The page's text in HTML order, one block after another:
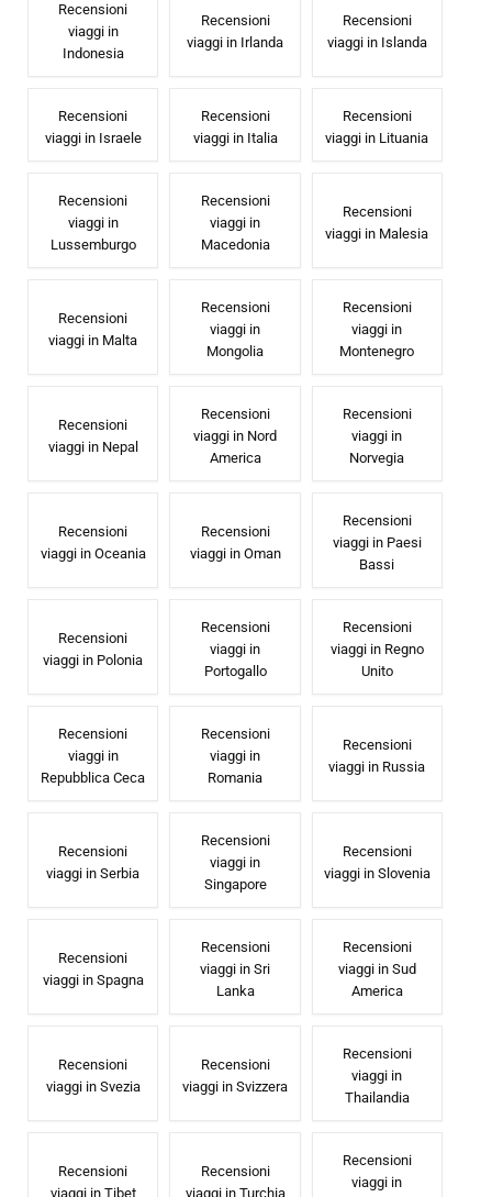
Recensioni
viaggi in
Indonesia
Recensioni
viaggi in Irlanda
Recensioni
viaggi in Islanda
Recensioni
viaggi in Israele
Recensioni
viaggi in Italia
Recensioni
viaggi in Lituania
Recensioni
viaggi in
Lussemburgo
Recensioni
viaggi in
Macedonia
Recensioni
viaggi in Malesia
Recensioni
viaggi in Malta
Recensioni
viaggi in
Mongolia
Recensioni
viaggi in
Montenegro
Recensioni
viaggi in Nepal
Recensioni
viaggi in Nord
America
Recensioni
viaggi in
Norvegia
Recensioni
viaggi in Oceania
Recensioni
viaggi in Oman
Recensioni
viaggi in Paesi
Bassi
Recensioni
viaggi in Polonia
Recensioni
viaggi in
Portogallo
Recensioni
viaggi in Regno
Unito
Recensioni
viaggi in
Repubblica Ceca
Recensioni
viaggi in
Romania
Recensioni
viaggi in Russia
Recensioni
viaggi in Serbia
Recensioni
viaggi in
Singapore
Recensioni
viaggi in Slovenia
Recensioni
viaggi in Spagna
Recensioni
viaggi in Sri
Lanka
Recensioni
viaggi in Sud
America
Recensioni
viaggi in Svezia
Recensioni
viaggi in Svizzera
Recensioni
viaggi in
Thailandia
Recensioni
viaggi in Tibet
Recensioni
viaggi in Turchia
Recensioni
viaggi in